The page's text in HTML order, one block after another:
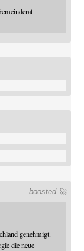
boosted 🚀
genehmigt.
die neue